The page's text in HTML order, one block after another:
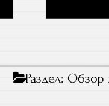
Раздел:Обзор